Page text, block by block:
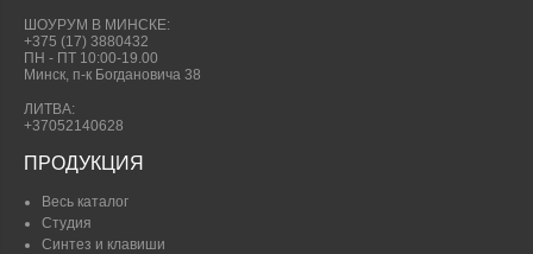
ШОУРУМ В МИНСКЕ:
+375 (17) 3880432
ПН - ПТ 10:00-19.00
Минск, п-к Богдановича 38
ЛИТВА:
+37052140628
ПРОДУКЦИЯ
Весь каталог
Студия
Синтез и клавиши